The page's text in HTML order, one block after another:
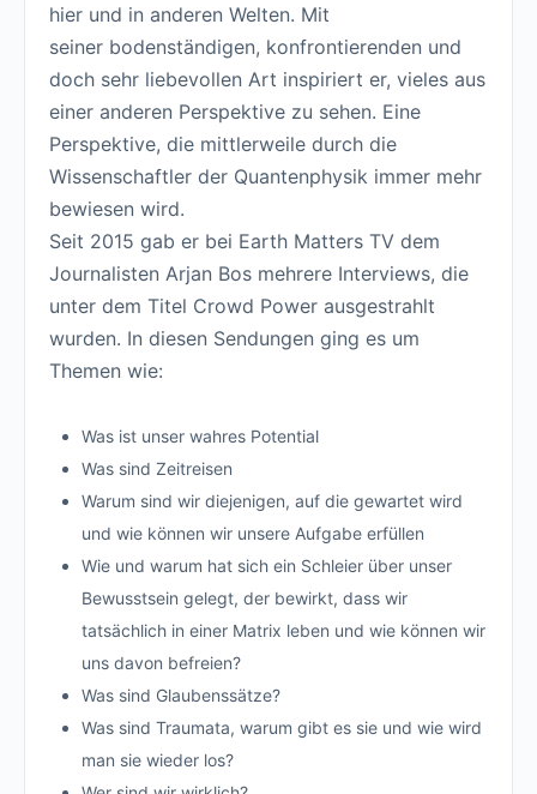
hier und in anderen Welten. Mit
seiner bodenständigen, konfrontierenden und
doch sehr liebevollen Art inspiriert er, vieles aus
einer anderen Perspektive zu sehen. Eine
Perspektive, die mittlerweile durch die
Wissenschaftler der Quantenphysik immer mehr
bewiesen wird.
Seit 2015 gab er bei Earth Matters TV dem
Journalisten Arjan Bos mehrere Interviews, die
unter dem Titel Crowd Power ausgestrahlt
wurden. In diesen Sendungen ging es um
Themen wie:
Was ist unser wahres Potential
Was sind Zeitreisen
Warum sind wir diejenigen, auf die gewartet wird
und wie können wir unsere Aufgabe erfüllen
Wie und warum hat sich ein Schleier über unser
Bewusstsein gelegt, der bewirkt, dass wir
tatsächlich in einer Matrix leben und wie können wir
uns davon befreien?
Was sind Glaubenssätze?
Was sind Traumata, warum gibt es sie und wie wird
man sie wieder los?